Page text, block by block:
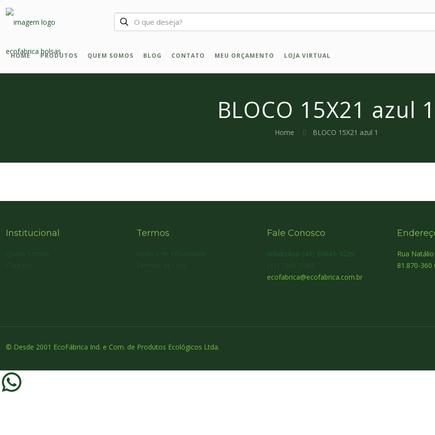
HOME PRODUTOS QUEM SOMOS BLOG CONTATO MEU ORÇAMENTO LOJA VIRTUAL
BLOCO 15X21 azul 1
Home BLOCO 15X21 azul 1
Institucional Termos Fale Conosco
ecofabrica@ecofabrica.com.br
Rua
81.870-360
© Desde 2001 EcoFábrica Ind. e Com. de Produtos Ecológicos Ltda.